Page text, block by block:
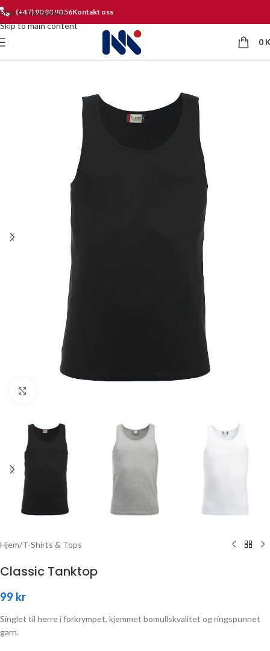
Skip to navigation
Skip to main content
(+47) 90 80 90 56Kontakt oss
0
Hjem/T-Shirts & Tops
Classic Tanktop
99 kr
Singlet til herre i forkrympet, kjemmet bomullskvalitet og ringspunnet
garn.